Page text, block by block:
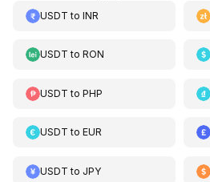
USDT to INR
USDT to RON
USDT to PHP
USDT to EUR
USDT to JPY